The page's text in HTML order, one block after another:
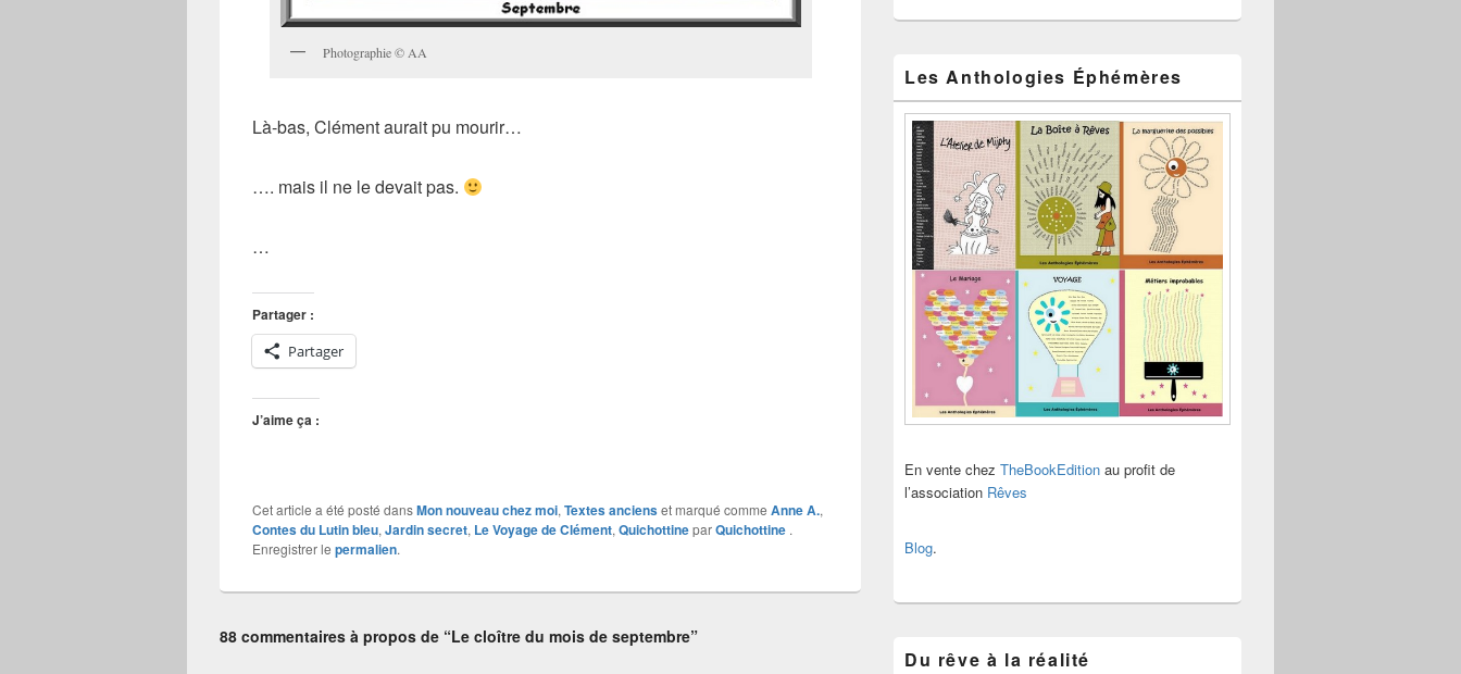
Photographie © AA
Là-bas, Clément aurait pu mourir…
…. mais il ne le devait pas.
…
Partager :
Partager
J’aime ça :
Cet article a été posté dansMon nouveau chez moi, Textes ancienset marqué comme Anne A.,
Contes du Lutin bleu, Jardin secret, Le Voyage de Clément, QuichottineparQuichottine .
Enregistrer le permalien.
88 commentaires à propos de “Le cloître du mois de septembre”
Les Anthologies Éphémères
En vente chez TheBookEdition au profit de
l’association Rêves
Blog.
Du rêve à la réalité